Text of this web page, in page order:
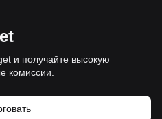
и получайте высокую
комиссии.